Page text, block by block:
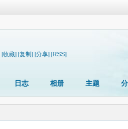
[收藏] [复制] [分享] [RSS]
日志 相册 主题